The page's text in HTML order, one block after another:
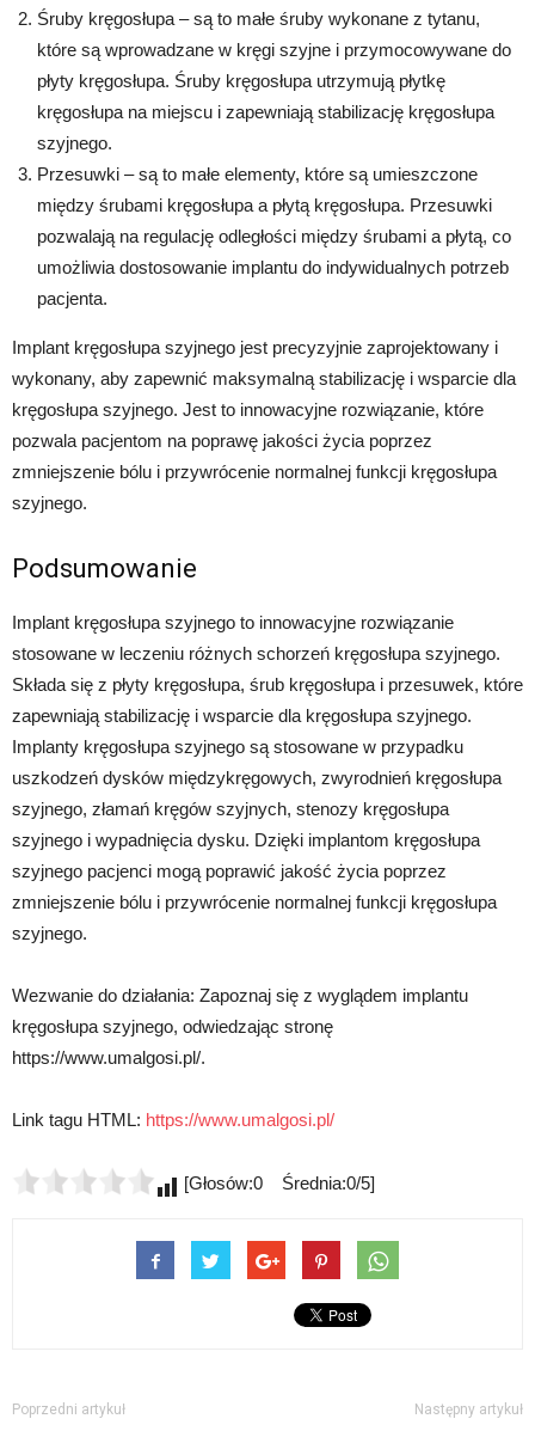
Śruby kręgosłupa – są to małe śruby wykonane z tytanu,
które są wprowadzane w kręgi szyjne i przymocowywane do
płyty kręgosłupa. Śruby kręgosłupa utrzymują płytkę
kręgosłupa na miejscu i zapewniają stabilizację kręgosłupa
szyjnego.
Przesuwki – są to małe elementy, które są umieszczone
między śrubami kręgosłupa a płytą kręgosłupa. Przesuwki
pozwalają na regulację odległości między śrubami a płytą, co
umożliwia dostosowanie implantu do indywidualnych potrzeb
pacjenta.
Implant kręgosłupa szyjnego jest precyzyjnie zaprojektowany i
wykonany, aby zapewnić maksymalną stabilizację i wsparcie dla
kręgosłupa szyjnego. Jest to innowacyjne rozwiązanie, które
pozwala pacjentom na poprawę jakości życia poprzez
zmniejszenie bólu i przywrócenie normalnej funkcji kręgosłupa
szyjnego.
Podsumowanie
Implant kręgosłupa szyjnego to innowacyjne rozwiązanie
stosowane w leczeniu różnych schorzeń kręgosłupa szyjnego.
Składa się z płyty kręgosłupa, śrub kręgosłupa i przesuwek, które
zapewniają stabilizację i wsparcie dla kręgosłupa szyjnego.
Implanty kręgosłupa szyjnego są stosowane w przypadku
uszkodzeń dysków międzykręgowych, zwyrodnień kręgosłupa
szyjnego, złamań kręgów szyjnych, stenozy kręgosłupa
szyjnego i wypadnięcia dysku. Dzięki implantom kręgosłupa
szyjnego pacjenci mogą poprawić jakość życia poprzez
zmniejszenie bólu i przywrócenie normalnej funkcji kręgosłupa
szyjnego.
Wezwanie do działania: Zapoznaj się z wyglądem implantu
kręgosłupa szyjnego, odwiedzając stronę
https://www.umalgosi.pl/.
Link tagu HTML: https://www.umalgosi.pl/
[Głosów:0 Średnia:0/5]
Poprzedni artykuł Następny artykuł